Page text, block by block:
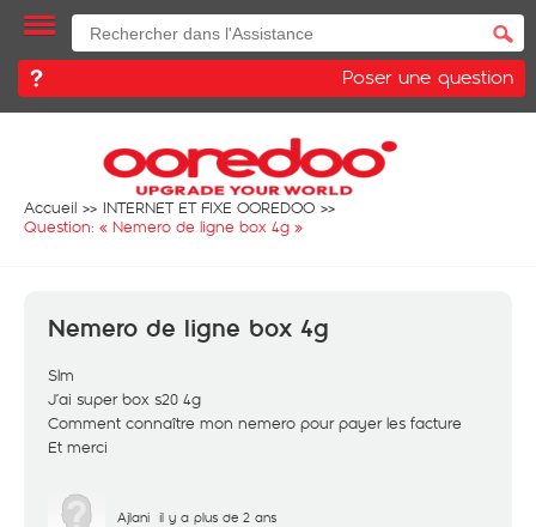
Poser une question
Accueil
INTERNET ET FIXE OOREDOO
Question: « Nemero de ligne box 4g »
Nemero de ligne box 4g
Slm
J’ai super box s20 4g
Comment connaître mon nemero pour payer les facture
Et merci
Ajlani il y a plus de 2 ans